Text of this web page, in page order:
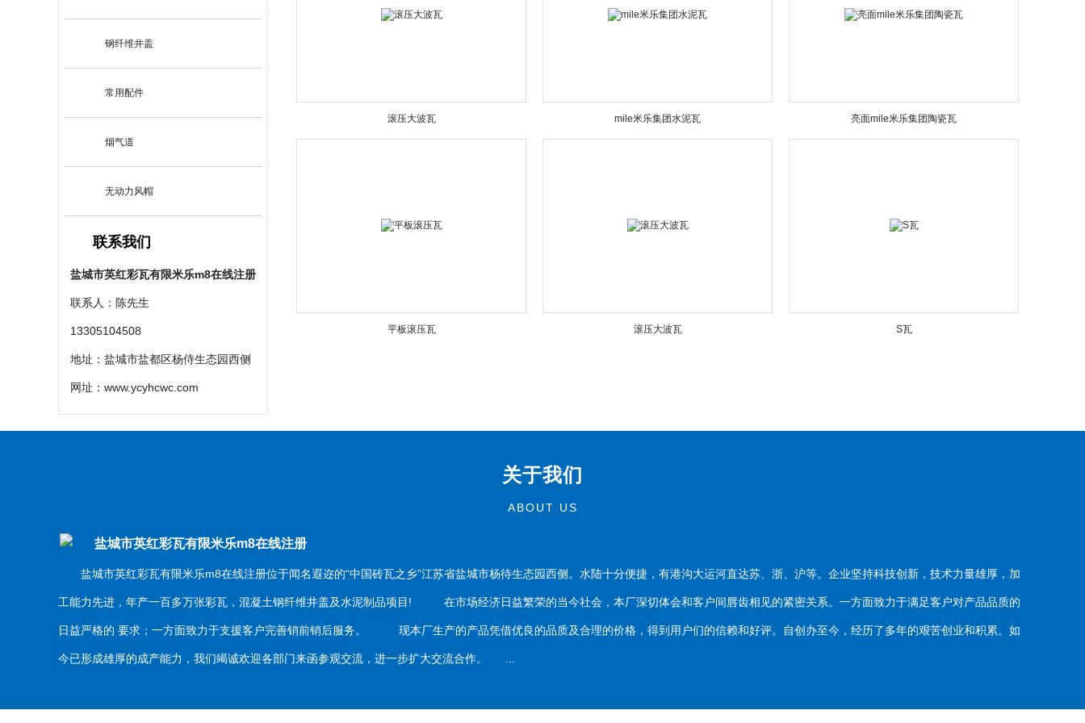
钢纤维井盖
常用配件
烟气道
无动力风帽
联系我们
盐城市英红彩瓦有限米乐m8在线注册
联系人：陈先生
13305104508
地址：盐城市盐都区杨侍生态园西侧
网址： www.ycyhcwc.com
滚压大波瓦 mile米乐集团水泥瓦 亮面mile米乐集团陶瓷瓦
平板滚压瓦 滚压大波瓦 S瓦
关于我们
ABOUT US
盐城市英红彩瓦有限米乐m8在线注册
盐城市英红彩瓦有限米乐m8在线注册位于闻名遐迩的“中国砖瓦之乡”江苏省盐城市杨待生态园西侧。水陆十分便捷，有港沟大运河直达苏、浙、沪等。企业坚持科技创新，技术力量雄厚，加
工能力先进，年产一百多万张彩瓦，混凝土钢纤维井盖及水泥制品项目! 在市场经济日益繁荣的当今社会，本厂深切体会和客户间唇齿相见的紧密关系。一方面致力于满足客户对产品品质的
日益严格的 要求；一方面致力于支援客户完善销前销后服务。 现本厂生产的产品凭借优良的品质及合理的价格，得到用户们的信赖和好评。自创办至今，经历了多年的艰苦创业和积累。如
今已形成雄厚的成产能力，我们竭诚欢迎各部门来函参观交流，进一步扩大交流合作。 ...